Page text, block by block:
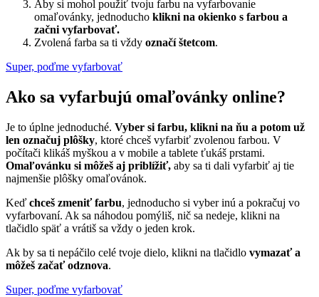
Aby si mohol použiť tvoju farbu na vyfarbovanie
omaľovánky, jednoducho klikni na okienko s farbou a
začni vyfarbovať.
Zvolená farba sa ti vždy označí štetcom.
Super, poďme vyfarbovať
Ako sa vyfarbujú omaľovánky online?
Je to úplne jednoduché. Vyber si farbu, klikni na ňu a potom už
len označuj plôšky, ktoré chceš vyfarbiť zvolenou farbou. V
počítači klikáš myškou a v mobile a tablete ťukáš prstami.
Omaľovánku si môžeš aj priblížiť, aby sa ti dali vyfarbiť aj tie
najmenšie plôšky omaľovánok.
Keď chceš zmeniť farbu, jednoducho si vyber inú a pokračuj vo
vyfarbovaní. Ak sa náhodou pomýliš, nič sa nedeje, klikni na
tlačidlo späť a vrátiš sa vždy o jeden krok.
Ak by sa ti nepáčilo celé tvoje dielo, klikni na tlačidlo vymazať a
môžeš začať odznova.
Super, poďme vyfarbovať